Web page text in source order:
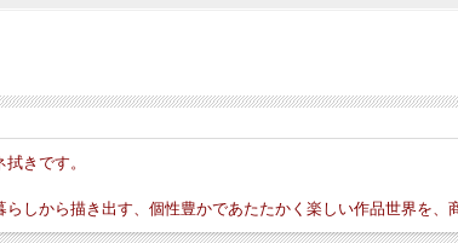
きです。
しから描き出す、個性豊かであたたかく楽しい作品世界を、